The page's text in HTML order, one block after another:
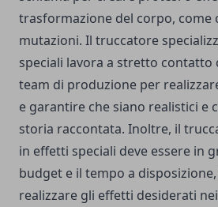
trasformazione del corpo, come
mutazioni. Il truccatore
speciali lavora a stretto contatto
team di produzione per
e garantire che siano realistici e
storia raccontata. Inoltre, il
in effetti speciali deve essere in
budget e il tempo a
realizzare gli effetti desiderati